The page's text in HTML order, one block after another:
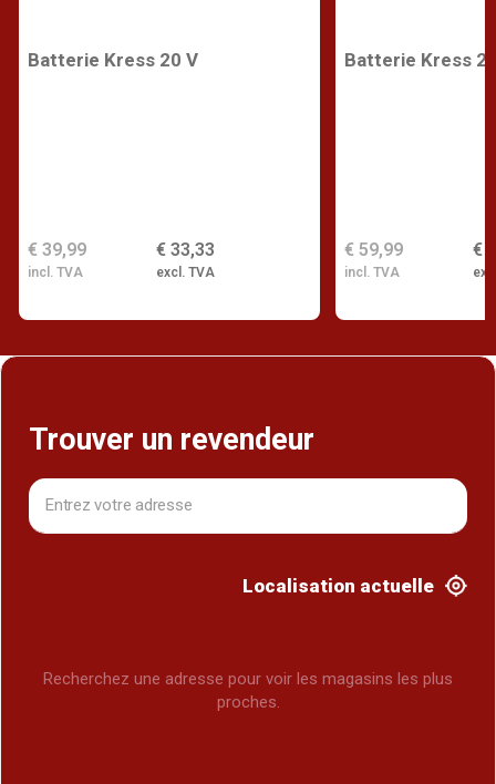
Batterie Kress 20 V
€ 33,33
excl. TVA
€ 39,99
incl. TVA
Batterie Kress
€
€ 59,99
incl. TVA
Trouver un revendeur
Localisation actuelle
Recherchez une adresse pour voir les magasins les plus
proches.